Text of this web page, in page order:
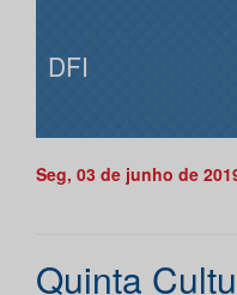
DFI
Seg, 03 de junho de
Quinta